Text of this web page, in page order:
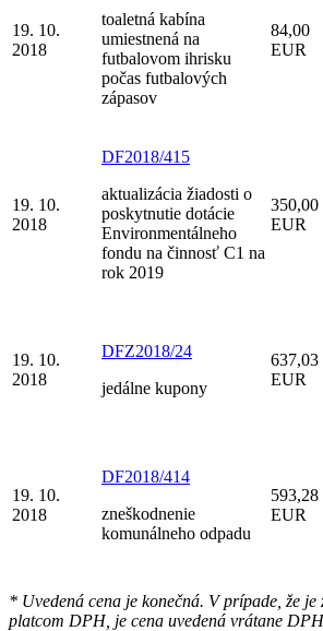
19. 10.
2018
toaletná kabína
umiestnená na
futbalovom ihrisku
počas futbalových
zápasov
84,00
EUR
19. 10.
2018
DF2018/415
aktualizácia žiadosti o
poskytnutie dotácie
Environmentálneho
fondu na činnosť C1 na
rok 2019
350,00
EUR
19. 10.
2018
DFZ2018/24
jedálne kupony
637,03
EUR
19. 10.
2018
DF2018/414
zneškodnenie
komunálneho odpadu
593,28
EUR
* Uvedená cena je konečná. V prípade, že je
platcom DPH, je cena uvedená vrátane